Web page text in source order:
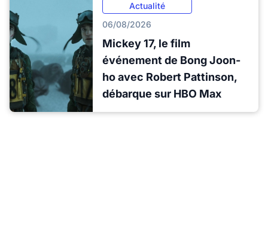
Actualité
06/08/2026
Mickey 17, le film
événement de Bong Joon-
ho avec Robert Pattinson,
débarque sur HBO Max